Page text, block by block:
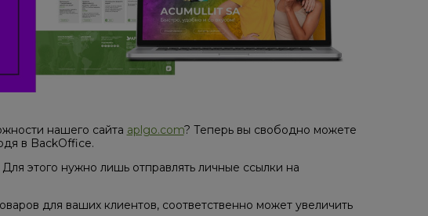
нашего сайта aplgo.com? Теперь вы свободно можете
в BackOffice.
этого нужно лишь отправлять личные ссылки на
для ваших клиентов, соответственно может увеличить